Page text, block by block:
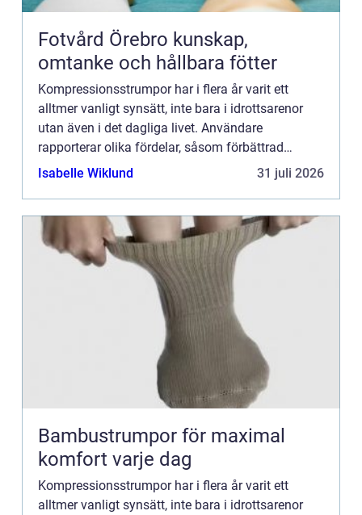
Fotvård Örebro kunskap,
omtanke och hållbara fötter
Kompressionsstrumpor har i flera år varit ett
alltmer vanligt synsätt, inte bara i idrottsarenor
utan även i det dagliga livet. Användare
rapporterar olika fördelar, såsom förbättrad
blodcirkulation, minskad ...
Isabelle Wiklund 31 juli 2026
Bambustrumpor för maximal
komfort varje dag
Kompressionsstrumpor har i flera år varit ett
alltmer vanligt synsätt, inte bara i idrottsarenor